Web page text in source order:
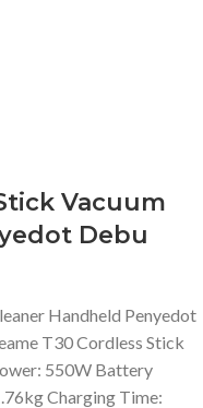
Vacuum
Debu
Handheld Penyedot
T30 Cordless Stick
550W Battery
Charging Time: